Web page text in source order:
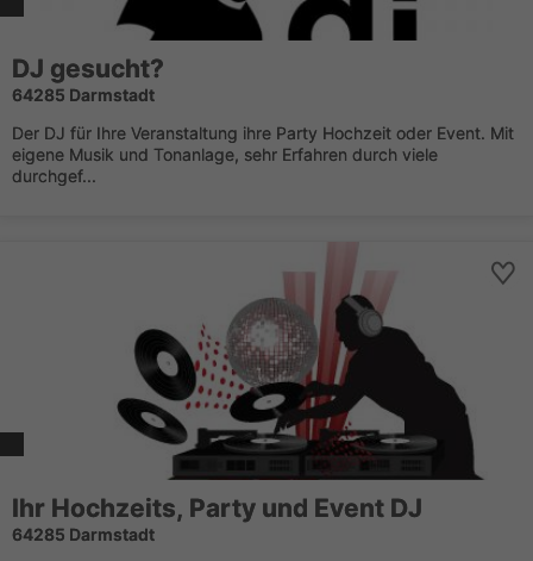
DJ gesucht?
64285 Darmstadt
Der DJ für Ihre Veranstaltung ihre Party Hochzeit oder Event. Mit
eigene Musik und Tonanlage, sehr Erfahren durch viele
durchgef...
Ihr Hochzeits, Party und Event DJ
64285 Darmstadt